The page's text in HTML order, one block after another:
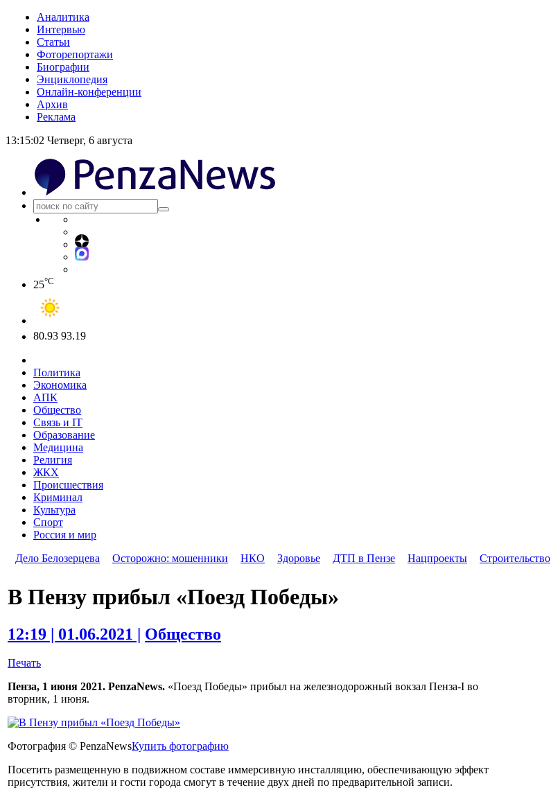
Аналитика
Интервью
Статьи
Фоторепортажи
Биографии
Энциклопедия
Онлайн-конференции
Архив
Реклама
13:15:03 Четверг, 6 августа
25°C
80.93 93.19
Политика
Экономика
АПК
Общество
Связь и IT
Образование
Медицина
Религия
ЖКХ
Происшествия
Криминал
Культура
Спорт
Россия и мир
Дело Белозерцева
Осторожно: мошенники НКО Здоровье ДТП в Пензе Нацпроекты Строительство
В Пензу прибыл «Поезд Победы»
12:19 | 01.06.2021 | Общество
Печать
Пенза, 1 июня 2021. PenzaNews. «Поезд Победы» прибыл на железнодорожный вокзал Пенза-I во
вторник, 1 июня.
Фотография © PenzaNewsКупить фотографию
Посетить размещенную в подвижном составе иммерсивную инсталляцию, обеспечивающую эффект
присутствия, жители и гости города смогут в течение двух дней по предварительной записи.